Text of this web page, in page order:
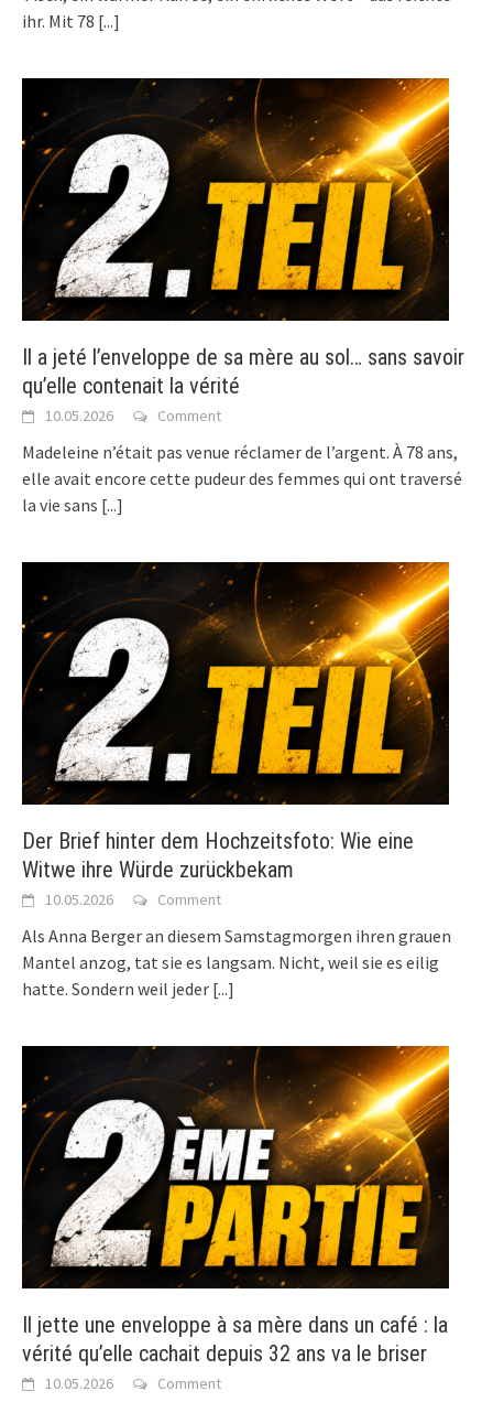
ihr. Mit 78 [...]
Il a jeté l’enveloppe de sa mère au sol… sans savoir
qu’elle contenait la vérité
10.05.2026 Comment
Madeleine n’était pas venue réclamer de l’argent. À 78 ans,
elle avait encore cette pudeur des femmes qui ont traversé
la vie sans [...]
Der Brief hinter dem Hochzeitsfoto: Wie eine
Witwe ihre Würde zurückbekam
10.05.2026 Comment
Als Anna Berger an diesem Samstagmorgen ihren grauen
Mantel anzog, tat sie es langsam. Nicht, weil sie es eilig
hatte. Sondern weil jeder [...]
Il jette une enveloppe à sa mère dans un café : la
vérité qu’elle cachait depuis 32 ans va le briser
10.05.2026 Comment